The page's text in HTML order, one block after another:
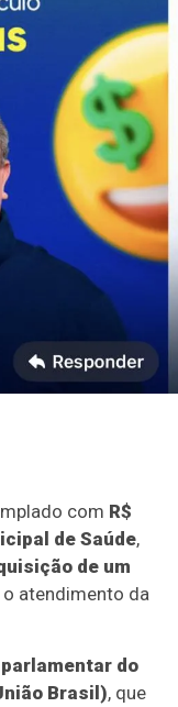
com R$
de Saúde,
de um
atendimento da
do
Brasil), que